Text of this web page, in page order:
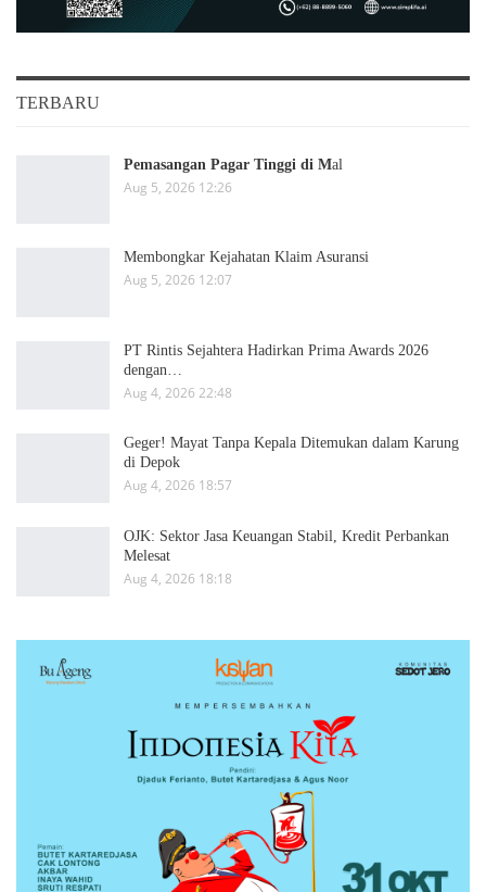
TERBARU
Pemasangan Pagar Tinggi di Mal
Aug 5, 2026 12:26
Membongkar Kejahatan Klaim Asuransi
Aug 5, 2026 12:07
PT Rintis Sejahtera Hadirkan Prima Awards 2026
dengan…
Aug 4, 2026 22:48
Geger! Mayat Tanpa Kepala Ditemukan dalam Karung
di Depok
Aug 4, 2026 18:57
OJK: Sektor Jasa Keuangan Stabil, Kredit Perbankan
Melesat
Aug 4, 2026 18:18